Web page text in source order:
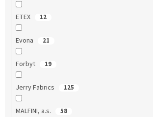
ETEX 12
Evona 21
Forbyt 19
Jerry Fabrics 125
MALFINI, a.s. 58